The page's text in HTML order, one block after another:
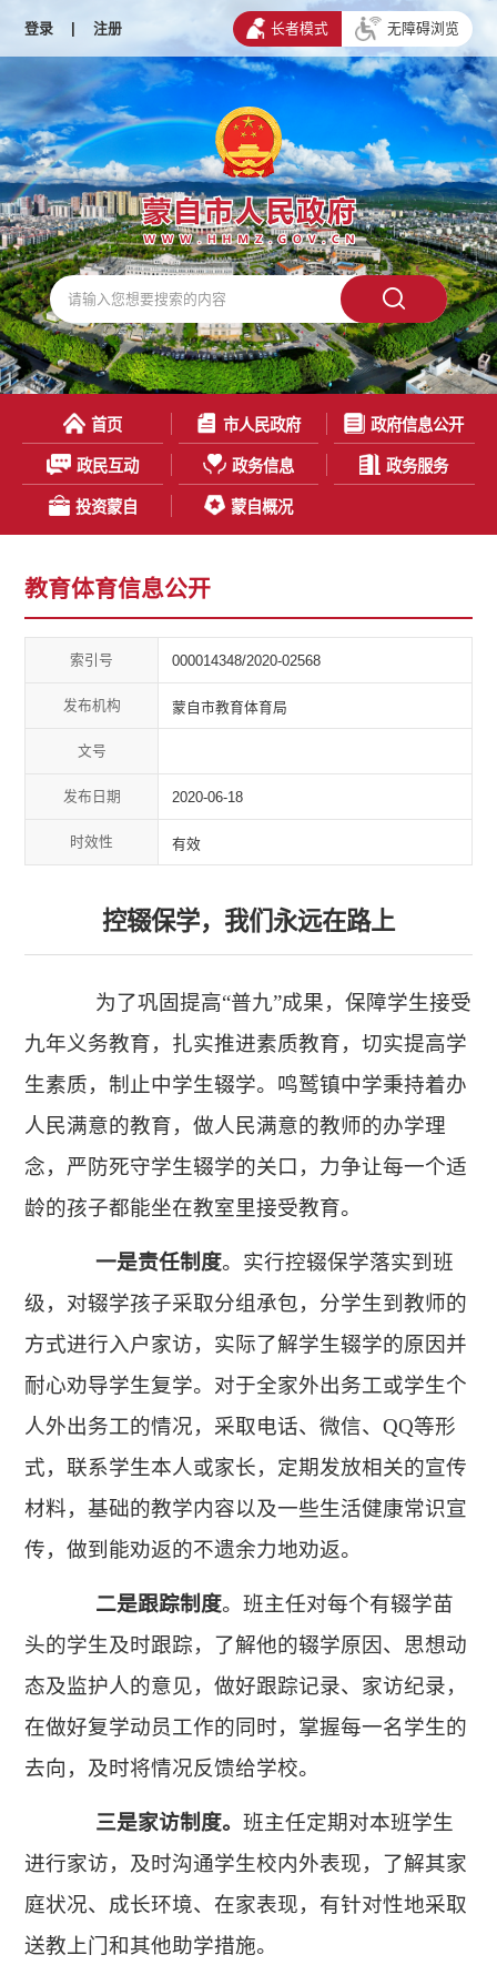
登录 | 注册 长者模式 无障碍浏览
首页 市人民政府 政府信息公开
政民互动 政务信息 政务服务
投资蒙自 蒙自概况
教育体育信息公开
索引号 000014348/2020-02568
发布机构 蒙自市教育体育局
文号
发布日期 2020-06-18
时效性 有效
控辍保学，我们永远在路上
为了巩固提高“普九”成果，保障学生接受
九年义务教育，扎实推进素质教育，切实提高学
生素质，制止中学生辍学。 鸣鹫镇中学秉持着办
人民满意的教育，做人民满意的教师的办学理
念，严防死守学生辍学的关口，力争让每一个适
龄的孩子都能坐在教室里接受教育。
一是责任制度。 实行控辍保学落实到班
级， 对辍学孩子采取分组承包，分学生到教师的
方式进行入户家访，实际了解学生辍学的原因并
耐心劝导学生复学。对于全家外出务工或学生个
人外出务工的情况，采取电话、微信、QQ等形
式，联系学生本人或家长，定期发放相关的宣传
材料，基础的教学内容以及一些生活健康常识宣
传，做到能劝返的不遗余力地劝返。
二是跟踪制度。班主任对每个有辍学苗
头的学生及时跟踪，了解他的辍学原因、思想动
态及监护人的意见，做好跟踪记录、家访纪录，
在做好复学动员工作的同时，掌握每一名学生的
去向，及时将情况反馈给学校。
三是家访制度。班主任定期对本班学生
进行家访，及时沟通学生校内外表现，了解其家
庭状况、成长环境、在家表现，有针对性地采取
送教上门和其他助学措施。